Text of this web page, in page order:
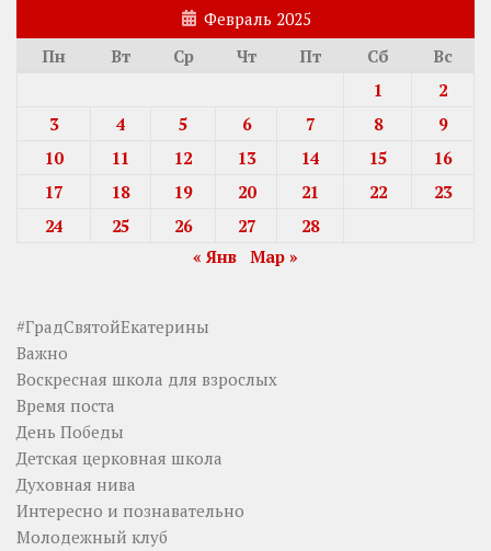
Февраль 2025
Пн
Вт Ср Чт Пт Сб
Вс
1
2
3
4 5 6 7 8
9
10
11 12 13 14 15
16
17
18 19 20 21 22
23
24
25 26 27
28
« Янв Мар »
#ГрадСвятойЕкатерины
Важно
Воскресная школа для взрослых
Время поста
День Победы
Детская церковная школа
Духовная нива
Интересно и познавательно
Молодежный клуб